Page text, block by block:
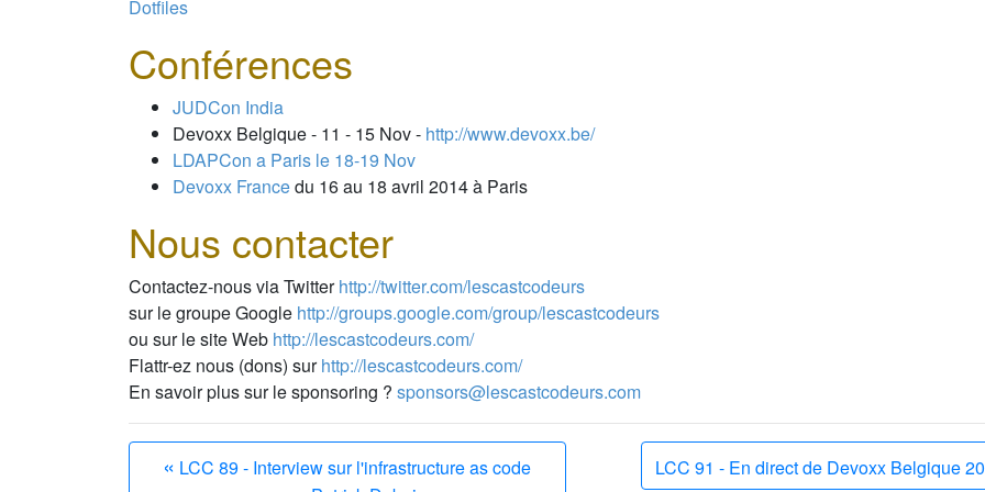
Dotfiles
Conférences
JUDCon India
Devoxx Belgique - 11 - 15 Nov - http://www.devoxx.be/
LDAPCon a Paris le 18-19 Nov
Devoxx Francedu 16 au 18 avril 2014 à Paris
Nous contacter
Contactez-nous via Twitterhttp://twitter.com/lescastcodeurs
sur le groupe Google http://groups.google.com/group/lescastcodeurs
ou sur le site Web http://lescastcodeurs.com/
Flattr-ez nous (dons) surhttp://lescastcodeurs.com/
En savoir plus sur le sponsoring ? sponsors@lescastcodeurs.com
« LCC 89 - Interview sur l'infrastructure as code
LCC 91 - En direct de Devoxx Belgique